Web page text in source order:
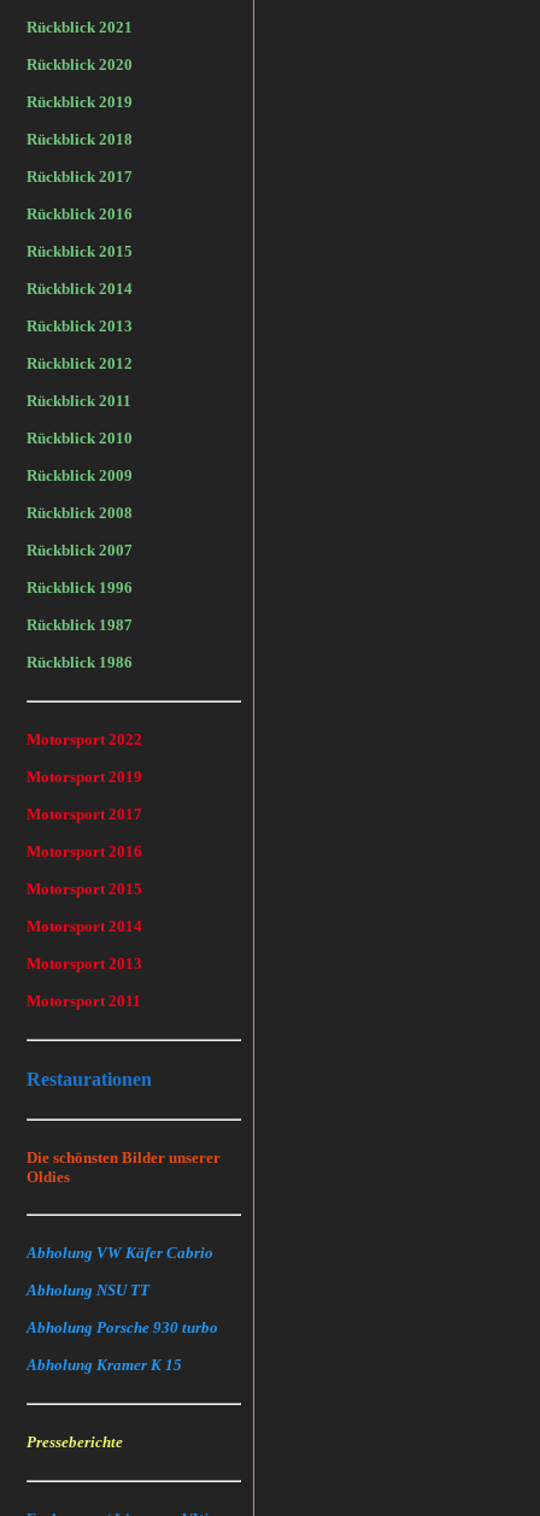
Rückblick 2021
Rückblick 2020
Rückblick 2019
Rückblick 2018
Rückblick 2017
Rückblick 2016
Rückblick 2015
Rückblick 2014
Rückblick 2013
Rückblick 2012
Rückblick 2011
Rückblick 2010
Rückblick 2009
Rückblick 2008
Rückblick 2007
Rückblick 1996
Rückblick 1987
Rückblick 1986
Motorsport 2022
Motorsport 2019
Motorsport 2017
Motorsport 2016
Motorsport 2015
Motorsport 2014
Motorsport 2013
Motorsport 2011
Restaurationen
Die schönsten Bilder unserer
Oldies
Abholung VW Käfer Cabrio
Abholung NSU TT
Abholung Porsche 930 turbo
Abholung Kramer K 15
Presseberichte